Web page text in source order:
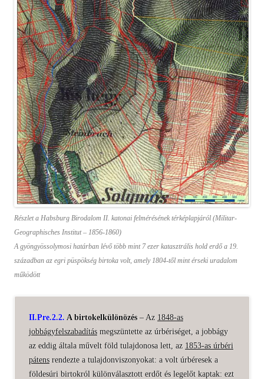
Részlet a Habsburg Birodalom II. katonai felmérésének térképlapjáról (Militar-
Geographisches Institut – 1856-1860)
A gyöngyössolymosi határban lévő több mint 7 ezer katasztrális hold erdő a 19.
században az egri püspökség birtoka volt, amely 1804-től mint érseki uradalom
működött
II.Pre.2.2. A birtokelkülönözés– Az 1848-as
jobbágyfelszabadításmegszüntette az úrbériséget, a jobbágy
az eddig általa művelt föld tulajdonosa lett, az 1853-as úrbéri
pátensrendezte a tulajdonviszonyokat: a volt úrbéresek a
földesúri birtokról különválasztott erdőt és legelőt kaptak: ezt